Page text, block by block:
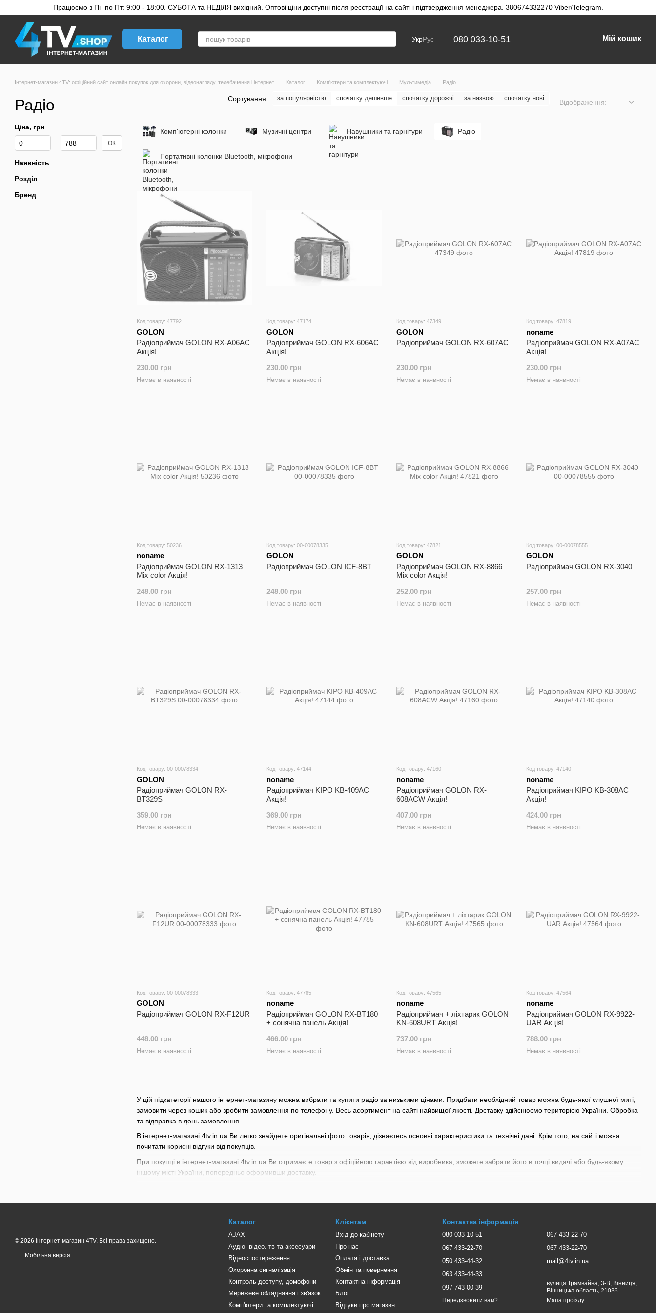
Перейти до основного контенту
Працюємо з Пн по Пт: 9:00 - 18:00. СУБОТА та НЕДІЛЯ вихідний. Оптові ціни доступні після реєстрації на сайті і підтвердження менеджера. 380674332270 Viber/Telegram.
Каталог УкрРус 080 033-10-51 Мій кошик
Інтернет-магазин 4TV: офіційний сайт онлайн покупок для охорони, відеонагляду, телебачення і інтернет Каталог Комп'ютери та комплектуючі Мультимедіа Радіо
Радіо Сортування: за популярністю спочатку дешевше спочатку дорожчі за назвою спочатку нові
Відображення:
Комп'ютерні колонки Музичні центри Навушники та гарнітури Радіо
Портативні колонки Bluetooth, мікрофони
У цій підкатегорії нашого інтернет-магазину можна вибрати та купити радіо за низькими цінами. Придбати необхідний товар можна будь-якої слушної миті,
замовити через кошик або зробити замовлення по телефону. Весь асортимент на сайті найвищої якості. Доставку здійснюємо територією України. Обробка
та відправка в день замовлення.
В інтернет-магазині 4tv.in.ua Ви легко знайдете оригінальні фото товарів, дізнаєтесь основні характеристики та технічні дані. Крім того, на сайті можна
почитати корисні відгуки від покупців.
При покупці в інтернет-магазині 4tv.in.ua Ви отримаєте товар з офіційною гарантією від виробника, зможете забрати його в точці видачі або будь-якому
іншому місті України, попередньо оформивши доставку.
Код товару: 47792
GOLON
Радіоприймач GOLON RX-A06AC
Акція!
230.00 грн
Немає в наявності
Код товару: 47174
GOLON
Радіоприймач GOLON RX-606AC
Акція!
230.00 грн
Немає в наявності
Код товару: 47349
GOLON
Радіоприймач GOLON RX-607AC
230.00 грн
Немає в наявності
Код товару: 47819
noname
Радіоприймач GOLON RX-А07AC
Акція!
230.00 грн
Немає в наявності
Код товару: 50236
noname
Радіоприймач GOLON RX-1313
Mix color Акція!
248.00 грн
Немає в наявності
Код товару: 00-00078335
GOLON
Радіоприймач GOLON ICF-8BT
248.00 грн
Немає в наявності
Код товару: 47821
GOLON
Радіоприймач GOLON RX-8866
Mix color Акція!
252.00 грн
Немає в наявності
Код товару: 00-00078555
GOLON
Радіоприймач GOLON RX-3040
257.00 грн
Немає в наявності
Код товару: 00-00078334
GOLON
Радіоприймач GOLON RX-
BT329S
359.00 грн
Немає в наявності
Код товару: 47144
noname
Радіоприймач KIPO KB-409AC
Акція!
369.00 грн
Немає в наявності
Код товару: 47160
noname
Радіоприймач GOLON RX-
608ACW Акція!
407.00 грн
Немає в наявності
Код товару: 47140
noname
Радіоприймач KIPO KB-308AC
Акція!
424.00 грн
Немає в наявності
Код товару: 00-00078333
GOLON
Радіоприймач GOLON RX-F12UR
448.00 грн
Немає в наявності
Код товару: 47785
noname
Радіоприймач GOLON RX-BT180
+ сонячна панель Акція!
466.00 грн
Немає в наявності
Код товару: 47565
noname
Радіоприймач + ліхтарик GOLON
KN-608URT Акція!
737.00 грн
Немає в наявності
Код товару: 47564
noname
Радіоприймач GOLON RX-9922-
UAR Акція!
788.00 грн
Немає в наявності
Ціна, грн
Від Ціна, грн
До Ціна, грн ОК
Наявність
Розділ
Бренд
© 2026 Інтернет-магазин 4TV. Всі права захищено.
Мобільна версія
Каталог
AJAX
Аудіо, відео, тв та аксесуари
Відеоспостереження
Охоронна сигналізація
Контроль доступу, домофони
Мережеве обладнання і зв'язок
Комп'ютери та комплектуючі
Клієнтам
Вхід до кабінету
Про нас
Оплата і доставка
Обмін та повернення
Контактна інформація
Блог
Відгуки про магазин
Контактна інформація
080 033-10-51
067 433-22-70
050 433-44-32
063 433-44-33
097 743-00-39
Передзвонити вам?
067 433-22-70
067 433-22-70
mail@4tv.in.ua
вулиця Трамвайна, 3-В, Вінниця,
Вінницька область, 21036
Мапа проїзду